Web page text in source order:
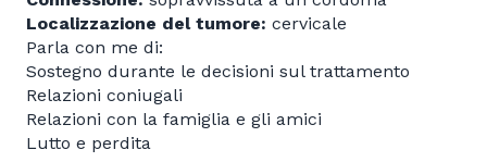
Localizzazione del tumore: cervicale
Parla con me di:
Sostegno durante le decisioni sul trattamento
Relazioni coniugali
Relazioni con la famiglia e gli amici
Lutto e perdita